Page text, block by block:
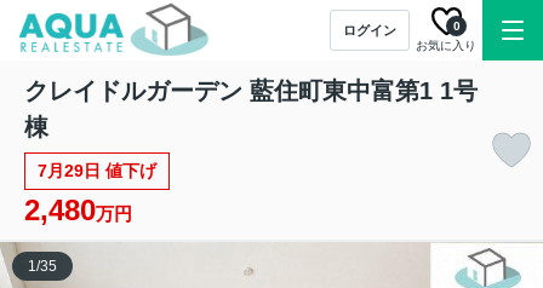
ログイン
お気に入り
0
クレイドルガーデン 藍住町東中富第1 1号
棟
7月29日 値下げ
2,480万円
1/35